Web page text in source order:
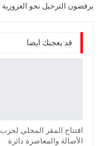
يرفضون الترحيل نحو العزوزية
قد يعجبك ايضا
افتتاح المقر المحلي لحزب
الأصالة والمعاصرة دائرة